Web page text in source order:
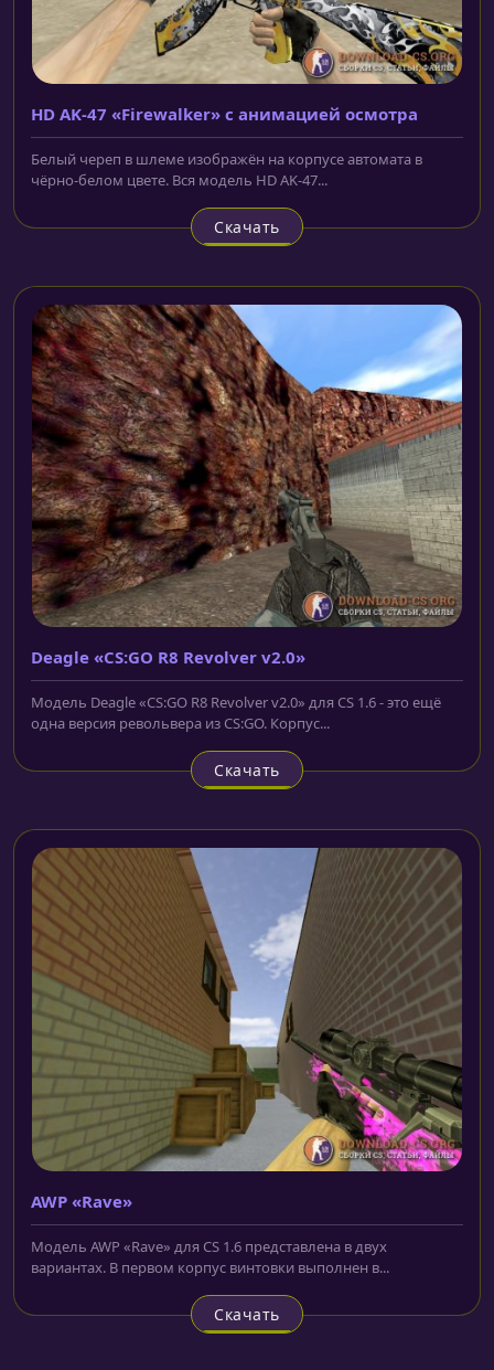
HD AK-47 «Firewalker» с анимацией осмотра
Белый череп в шлеме изображён на корпусе автомата в
чёрно-белом цвете. Вся модель HD AK-47...
Скачать
Deagle «CS:GO R8 Revolver v2.0»
Модель Deagle «CS:GO R8 Revolver v2.0» для CS 1.6 - это ещё
одна версия револьвера из CS:GO. Корпус...
Скачать
AWP «Rave»
Модель AWP «Rave» для CS 1.6 представлена в двух
вариантах. В первом корпус винтовки выполнен в...
Скачать